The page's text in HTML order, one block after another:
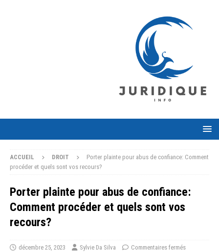
ACCUEIL DROIT
Porter plainte pour abus de confiance: Comment
procéder et quels sont vos recours?
Porter plainte pour abus de confiance:
Comment procéder et quels sont vos
recours?
décembre 25, 2023 Sylvie Da Silva Commentaires fermés